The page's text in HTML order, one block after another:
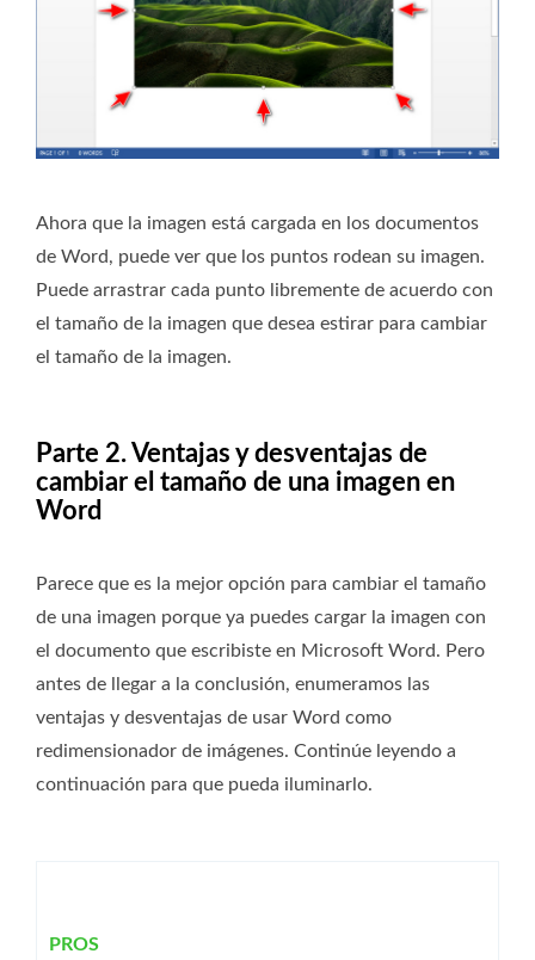
Ahora que la imagen está cargada en los documentos
de Word, puede ver que los puntos rodean su imagen.
Puede arrastrar cada punto libremente de acuerdo con
el tamaño de la imagen que desea estirar para cambiar
el tamaño de la imagen.
Parte 2. Ventajas y desventajas de
cambiar el tamaño de una imagen en
Word
Parece que es la mejor opción para cambiar el tamaño
de una imagen porque ya puedes cargar la imagen con
el documento que escribiste en Microsoft Word. Pero
antes de llegar a la conclusión, enumeramos las
ventajas y desventajas de usar Word como
redimensionador de imágenes. Continúe leyendo a
continuación para que pueda iluminarlo.
PROS